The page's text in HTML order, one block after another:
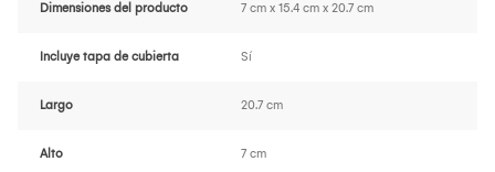
Dimensiones del producto 7 cm x 15.4 cm x 20.7 cm
Incluye tapa de cubierta Sí
Largo 20.7 cm
Alto 7 cm